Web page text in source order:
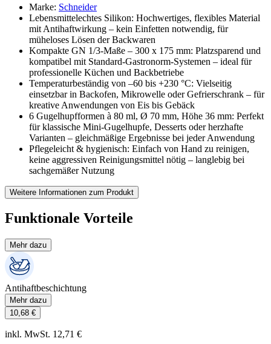
Marke: Schneider
Lebensmittelechtes Silikon: Hochwertiges, flexibles Material
mit Antihaftwirkung – kein Einfetten notwendig, für
müheloses Lösen der Backwaren
Kompakte GN 1/3-Maße – 300 x 175 mm: Platzsparend und
kompatibel mit Standard-Gastronorm-Systemen – ideal für
professionelle Küchen und Backbetriebe
Temperaturbeständig von –60 bis +230 °C: Vielseitig
einsetzbar in Backofen, Mikrowelle oder Gefrierschrank – für
kreative Anwendungen von Eis bis Gebäck
6 Gugelhupfformen à 80 ml, Ø 70 mm, Höhe 36 mm: Perfekt
für klassische Mini-Gugelhupfe, Desserts oder herzhafte
Varianten – gleichmäßige Ergebnisse bei jeder Anwendung
Pflegeleicht & hygienisch: Einfach von Hand zu reinigen,
keine aggressiven Reinigungsmittel nötig – langlebig bei
sachgemäßer Nutzung
Weitere Informationen zum Produkt
Funktionale Vorteile
Mehr dazu
Antihaftbeschichtung
Mehr dazu
10,68 €
inkl. MwSt. 12,71 €